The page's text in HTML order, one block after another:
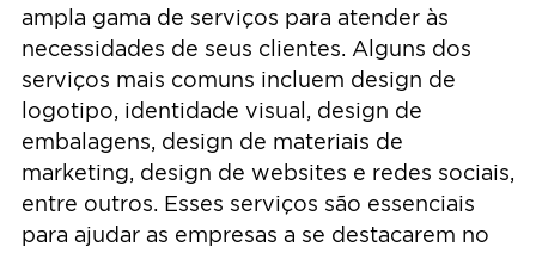
ampla gama de serviços para atender às
necessidades de seus clientes. Alguns dos
serviços mais comuns incluem design de
logotipo, identidade visual, design de
embalagens, design de materiais de
marketing, design de websites e redes sociais,
entre outros. Esses serviços são essenciais
para ajudar as empresas a se destacarem no